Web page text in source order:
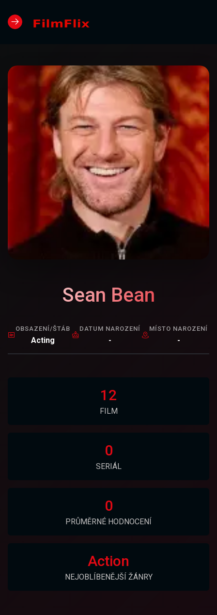
Sean Bean
OBSAZENÍ/ŠTÁB
Acting
DATUM NAROZENÍ
-
MÍSTO NAROZENÍ
-
12
FILM
0
SERIÁL
0
PRŮMĚRNÉ HODNOCENÍ
Action
NEJOBLÍBENĚJŠÍ ŽÁNRY